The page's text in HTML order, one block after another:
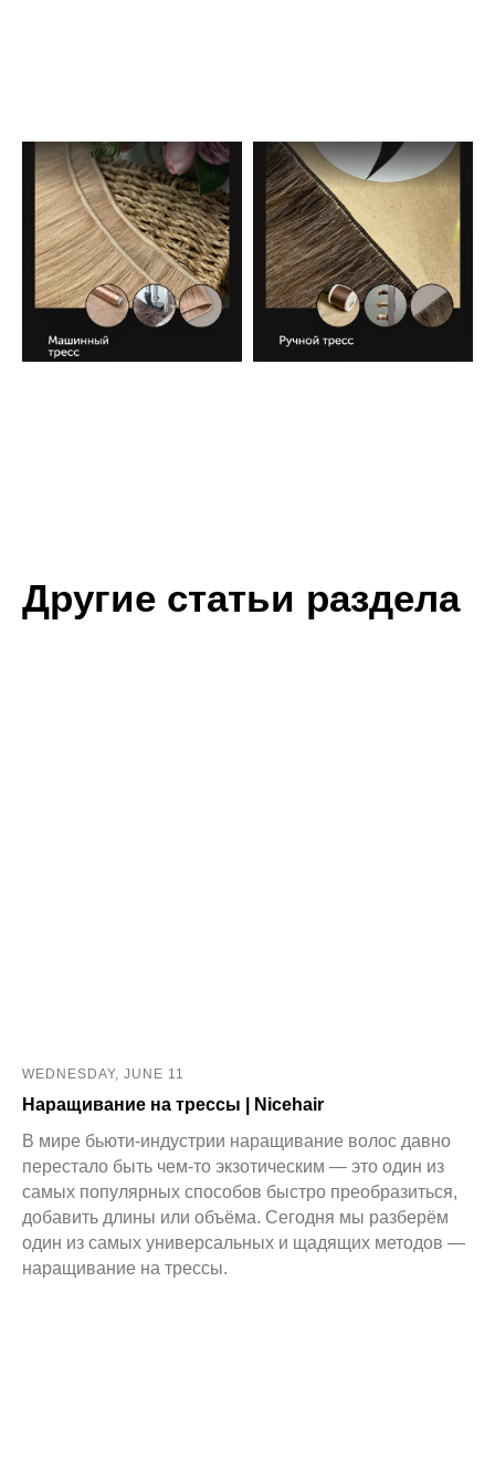
Другие статьи раздела
WEDNESDAY, JUNE 11
Наращивание на трессы | Nicehair
В мире бьюти-индустрии наращивание волос давно
перестало быть чем-то экзотическим — это один из
самых популярных способов быстро преобразиться,
добавить длины или объёма. Сегодня мы разберём
один из самых универсальных и щадящих методов —
наращивание на трессы.